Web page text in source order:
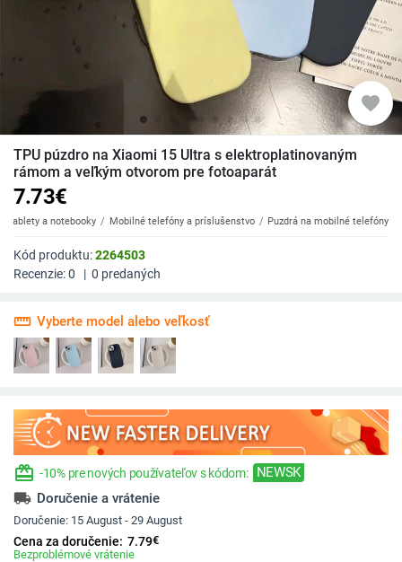
favorite
TPU púzdro na Xiaomi 15 Ultra s elektroplatinovaným
rámom a veľkým otvorom pre fotoaparát
7.73€
tablety a notebooky Mobilné telefóny a príslušenstvo Puzdrá na mobilné telefóny
Kód produktu:2264503
Recenzie:0 | 0 predaných
straighten Vyberte model alebo veľkosť
redeem -10% pre nových používateľov s kódom: NEWSK
local_shipping Doručenie a vrátenie
Doručenie: 15 August - 29 August
Cena za doručenie: 7.79€
Bezproblémové vrátenie